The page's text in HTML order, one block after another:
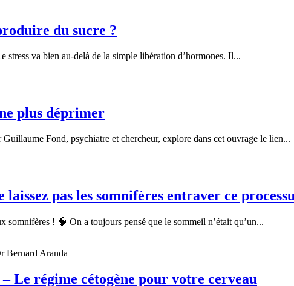
du sucre ?
va bien au-delà de la simple libération d’hormones. Il...
plus déprimer
Fond, psychiatre et chercheur, explore dans cet ouvrage le lien...
pas les somnifères entraver ce
! 🧠 On a toujours pensé que le sommeil n’était qu’un...
Le régime cétogène pour votre cerveau